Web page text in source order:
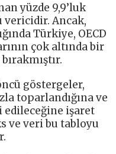
yüzde 9,9’luk
vericidir. Ancak,
Türkiye, OECD
çok altında bir
göstergeler,
toparlandığına ve
edileceğine işaret
ve veri bu tabloyu